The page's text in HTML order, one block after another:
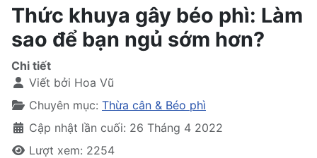
Thức khuya gây béo phì: Làm
sao để bạn ngủ sớm hơn?
Chi tiết
Viết bởi Hoa Vũ
Chuyên mục: Thừa cân & Béo phì
Cập nhật lần cuối: 26 Tháng 4 2022
Lượt xem: 2254